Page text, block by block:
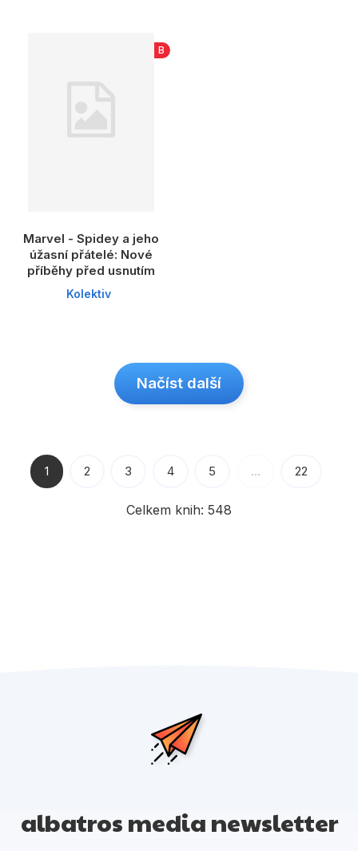
B
Marvel - Spidey a jeho
úžasní přátelé: Nové
příběhy před usnutím
Kolektiv
Načíst další
Celkem knih: 548
1 2 3 4 5 … 22
albatros media newsletter